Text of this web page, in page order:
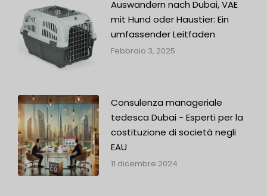
Auswandern nach Dubai, VAE
mit Hund oder Haustier: Ein
umfassender Leitfaden
Febbraio 3, 2025
Consulenza manageriale
tedesca Dubai - Esperti per la
costituzione di società negli
EAU
11 dicembre 2024